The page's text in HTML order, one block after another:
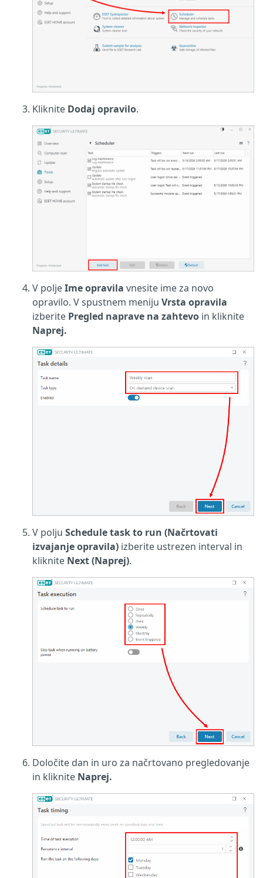
Kliknite Dodaj opravilo.
V poljeIme opravila vnesite ime za novo
opravilo. V spustnem meniju Vrsta opravila
izberite Pregled naprave na zahtevo in kliknite
Naprej.
V polju Schedule task to run (Načrtovati
izvajanje opravila) izberite ustrezen interval in
kliknite Next (Naprej).
Določite dan in uro za načrtovano pregledovanje
in kliknite Naprej.